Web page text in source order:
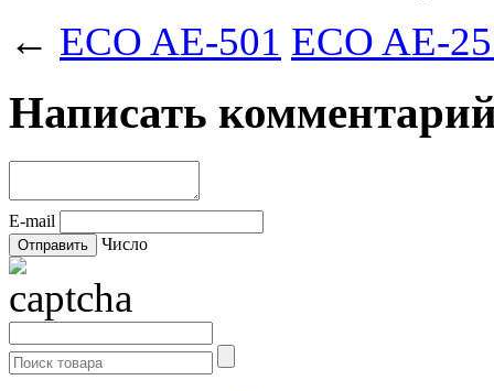
← ECO AE-501 ECO AE-
Написать
E-mail
Число